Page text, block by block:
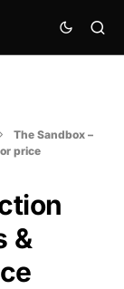
The Sandbox –
price
&